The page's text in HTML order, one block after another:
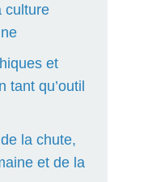
culture
et
tant qu’outil
la chute,
et de la